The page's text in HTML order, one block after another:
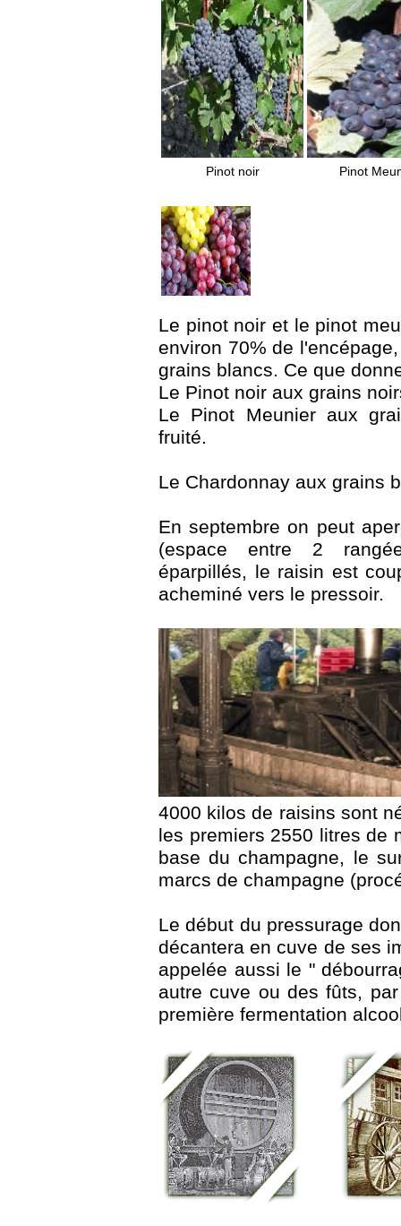
Pinot noir Pinot
Le pinot noir et le pinot
environ 70% de
grains blancs. Ce que
Le Pinot noir aux grains
Le Pinot Meunier aux
fruité.
Le Chardonnay aux grains
En septembre on peut
(espace entre 2
éparpillés, le raisin est
acheminé vers le pressoir.
4000 kilos de raisins sont
les premiers 2550 litres de
base du champagne, le
marcs de champagne
Le début du pressurage
décantera en cuve de ses
appelée aussi le "
autre cuve ou des fûts,
première fermentation